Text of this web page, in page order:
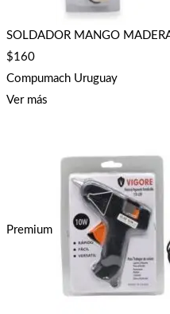
SOLDADOR MANGO
$160
Compumach Uruguay
Ver más
Premium